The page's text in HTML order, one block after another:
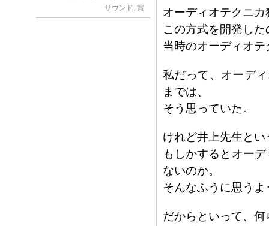
サウンド, 賞
オーディオテクニ
この方式を開発し
当時のオーディオ
私だって、オーデ
までは、
そう思っていた。
けれど井上先生と
もしかするとオー
ないのか。
そんなふうに思う
だからといって、